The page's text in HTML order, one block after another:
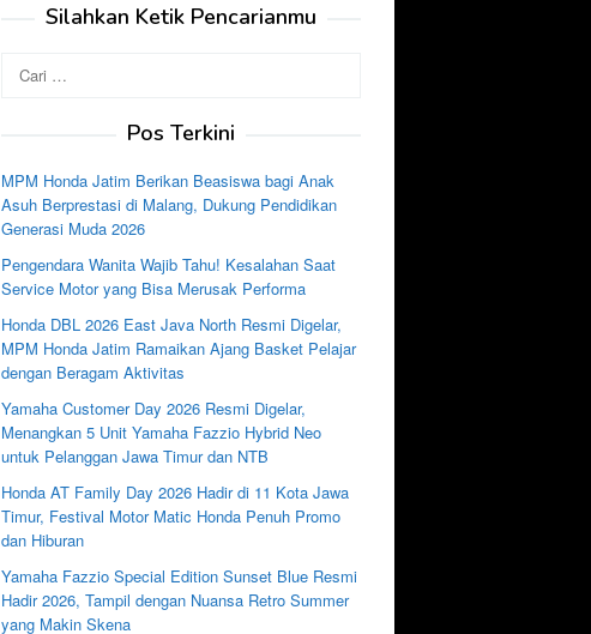
Silahkan Ketik Pencarianmu
untuk:
Pos Terkini
MPM Honda Jatim Berikan Beasiswa bagi Anak
Asuh Berprestasi di Malang, Dukung Pendidikan
Generasi Muda 2026
Pengendara Wanita Wajib Tahu! Kesalahan Saat
Service Motor yang Bisa Merusak Performa
Honda DBL 2026 East Java North Resmi Digelar,
MPM Honda Jatim Ramaikan Ajang Basket Pelajar
dengan Beragam Aktivitas
Yamaha Customer Day 2026 Resmi Digelar,
Menangkan 5 Unit Yamaha Fazzio Hybrid Neo
untuk Pelanggan Jawa Timur dan NTB
Honda AT Family Day 2026 Hadir di 11 Kota Jawa
Timur, Festival Motor Matic Honda Penuh Promo
dan Hiburan
Yamaha Fazzio Special Edition Sunset Blue Resmi
Hadir 2026, Tampil dengan Nuansa Retro Summer
yang Makin Skena